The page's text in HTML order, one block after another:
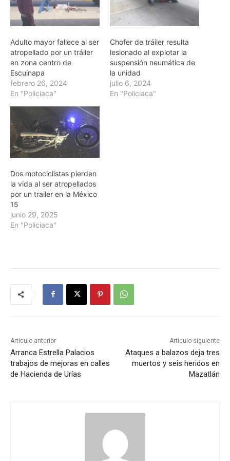
Adulto mayor fallece al ser
atropellado por un tráiler
en zona centro de
Escuinapa
febrero 26, 2024
En "Policiaca"
Chofer de tráiler resulta
lesionado al explotar la
suspensión neumática de
la unidad
julio 6, 2024
En "Policiaca"
Dos motociclistas pierden
la vida al ser atropellados
por un trailer en la México
15
junio 29, 2025
En "Policiaca"
Artículo anterior
Arranca Estrella Palacios
trabajos de mejoras en calles
de Hacienda de Urías
Artículo siguiente
Ataques a balazos deja tres
muertos y seis heridos en
Mazatlán